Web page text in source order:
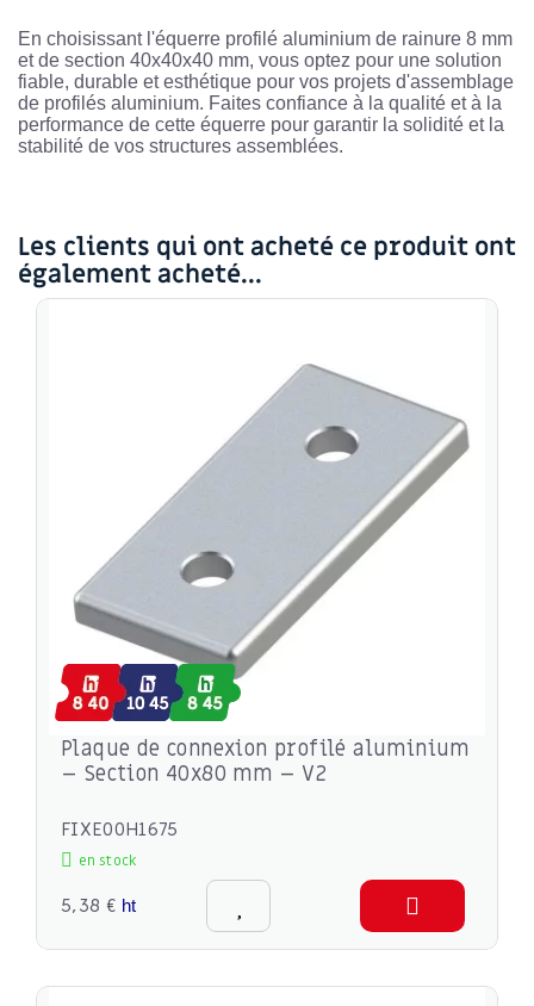
En choisissant l'équerre profilé aluminium de rainure 8 mm
et de section 40x40x40 mm, vous optez pour une solution
fiable, durable et esthétique pour vos projets d'assemblage
de profilés aluminium. Faites confiance à la qualité et à la
performance de cette équerre pour garantir la solidité et la
stabilité de vos structures assemblées.
Les clients qui ont acheté ce produit ont
également acheté...
Plaque de connexion profilé aluminium
– Section 40x80 mm – V2
FIXE00H1675
en stock
5,38 € ht